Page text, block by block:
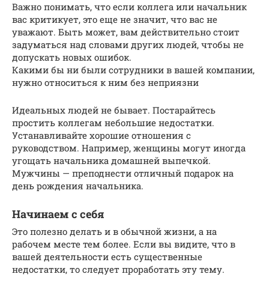
Важно понимать, что если коллега или начальник
вас критикует, это еще не значит, что вас не
уважают. Быть может, вам действительно стоит
задуматься над словами других людей, чтобы не
допускать новых ошибок.
Какими бы ни были сотрудники в вашей компании,
нужно относиться к ним без неприязни
Идеальных людей не бывает. Постарайтесь
простить коллегам небольшие недостатки.
Устанавливайте хорошие отношения с
руководством. Например, женщины могут иногда
угощать начальника домашней выпечкой.
Мужчины — преподнести отличный подарок на
день рождения начальника.
Начинаем с себя
Это полезно делать и в обычной жизни, а на
рабочем месте тем более. Если вы видите, что в
вашей деятельности есть существенные
недостатки, то следует проработать эту тему.